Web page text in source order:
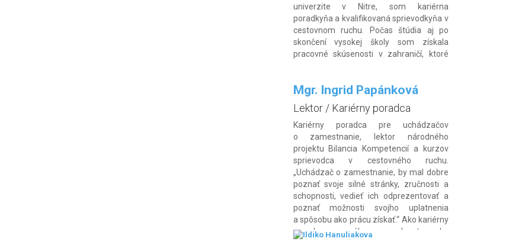
univerzite v Nitre, som kariérna
poradkyňa a kvalifikovaná sprievodkyňa v
cestovnom ruchu. Počas štúdia aj po
skončení vysokej školy som získala
pracovné skúsenosti v zahraničí, ktoré
chcem na Slovensku odovzdať a
skúsenosti z rôznych oblastí, od […]
Mgr. Ingrid Papánková
Lektor / Kariérny poradca
Kariérny poradca pre uchádzačov
o zamestnanie, lektor národného
projektu Bilancia Kompetencií a kurzov
sprievodca v cestovného ruchu.
„Uchádzač o zamestnanie, by mal dobre
poznať svoje silné stránky, zručnosti a
schopnosti, vedieť ich odprezentovať a
poznať možnosti svojho uplatnenia
a spôsobu ako prácu získať.“ Ako kariérny
poradca, ponúkam poradenstvo ako